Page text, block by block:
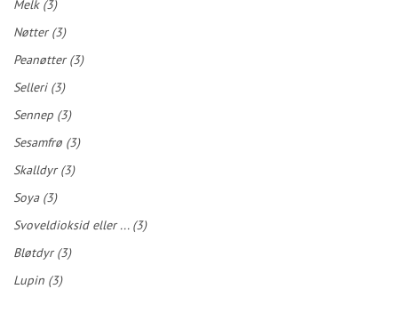
Melk (3)
Nøtter (3)
Peanøtter (3)
Selleri (3)
Sennep (3)
Sesamfrø (3)
Skalldyr (3)
Soya (3)
Svoveldioksid eller ... (3)
Bløtdyr (3)
Lupin (3)